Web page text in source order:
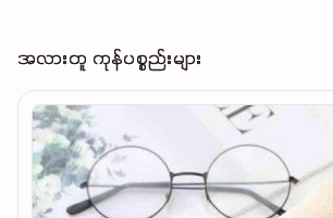
အလားတူ ကုန်ပစ္စည်းများ